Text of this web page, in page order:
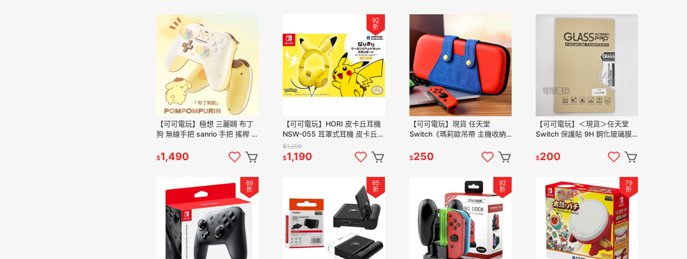
【可可電玩】極想 三麗鷗 布丁
狗 無線手把 sanrio 手把 搖桿 支
$1,490
92
折
【可可電玩】HORI 皮卡丘耳機
NSW-055 耳罩式耳機 皮卡丘
耳機 寶可夢 皮卡丘 有線耳機
PC可用
$1,290
$1,190
【可可電玩】現貨 任天堂
Switch《瑪莉歐吊帶 主機收納
護包
$250
【可可電玩】＜現貨＞任天堂
Switch 保護貼 9H 鋼化玻璃膜
保護貼
$200
89
折
85
折
92
折
79
折